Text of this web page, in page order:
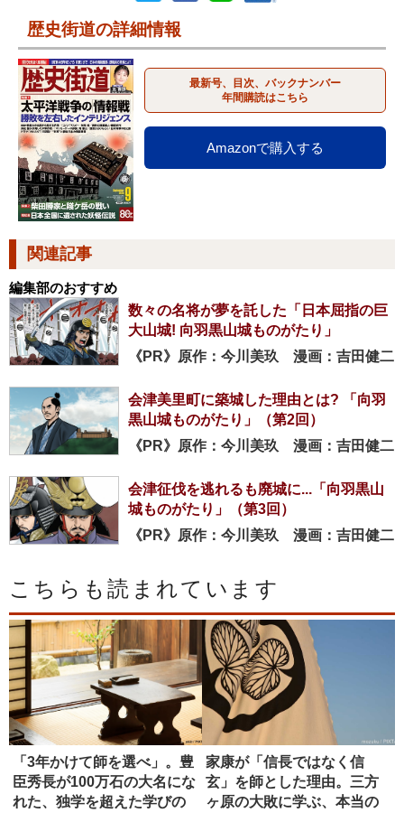
歴史街道の詳細情報
最新号、目次、バックナンバー
年間購読はこちら
Amazonで購入する
関連記事
編集部のおすすめ
数々の名将が夢を託した「日本屈指の巨
大山城! 向羽黒山城ものがたり」
《PR》原作：今川美玖 漫画：吉田健二
会津美里町に築城した理由とは? 「向羽
黒山城ものがたり」（第2回）
《PR》原作：今川美玖 漫画：吉田健二
会津征伐を逃れるも廃城に...「向羽黒山
城ものがたり」（第3回）
《PR》原作：今川美玖 漫画：吉田健二
こちらも読まれています
「3年かけて師を選べ」。豊
臣秀長が100万石の大名にな
れた、独学を超えた学びの
家康が「信長ではなく信
玄」を師とした理由。三方
ヶ原の大敗に学ぶ、本当の